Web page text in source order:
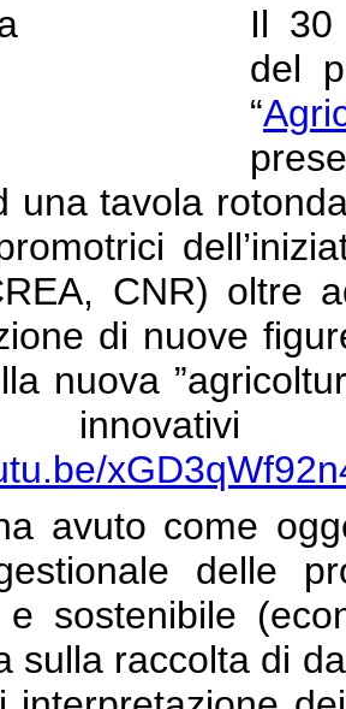
Il 30
del
“
una tavola
CNR) oltre
di nuove
nuova
avuto come
delle
e sostenibile
sulla raccolta di